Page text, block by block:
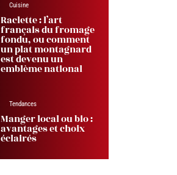
Cuisine
Raclette : l’art
français du fromage
fondu, ou comment
un plat montagnard
est devenu un
emblème national
Tendances
Manger local ou bio :
avantages et choix
éclairés